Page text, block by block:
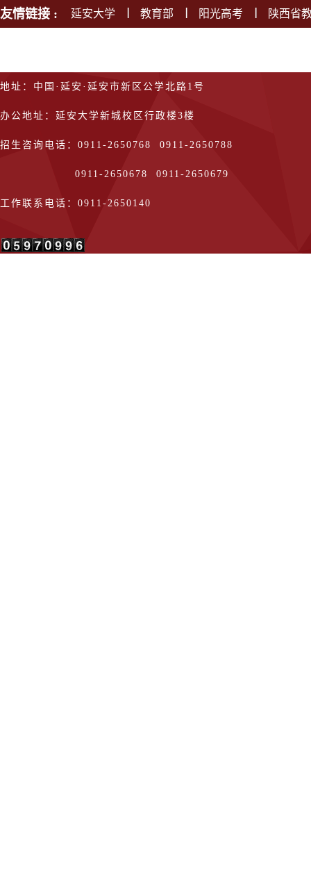
友情链接 : 延安大学 教育部 阳光高考 陕西省
地址：中国·延安·延安市新区公学北路1号
办公地址：延安大学新城校区行政楼3楼
招生咨询电话：0911-2650768 0911-2650788
0911-2650678 0911-2650679
工作联系电话：0911-2650140